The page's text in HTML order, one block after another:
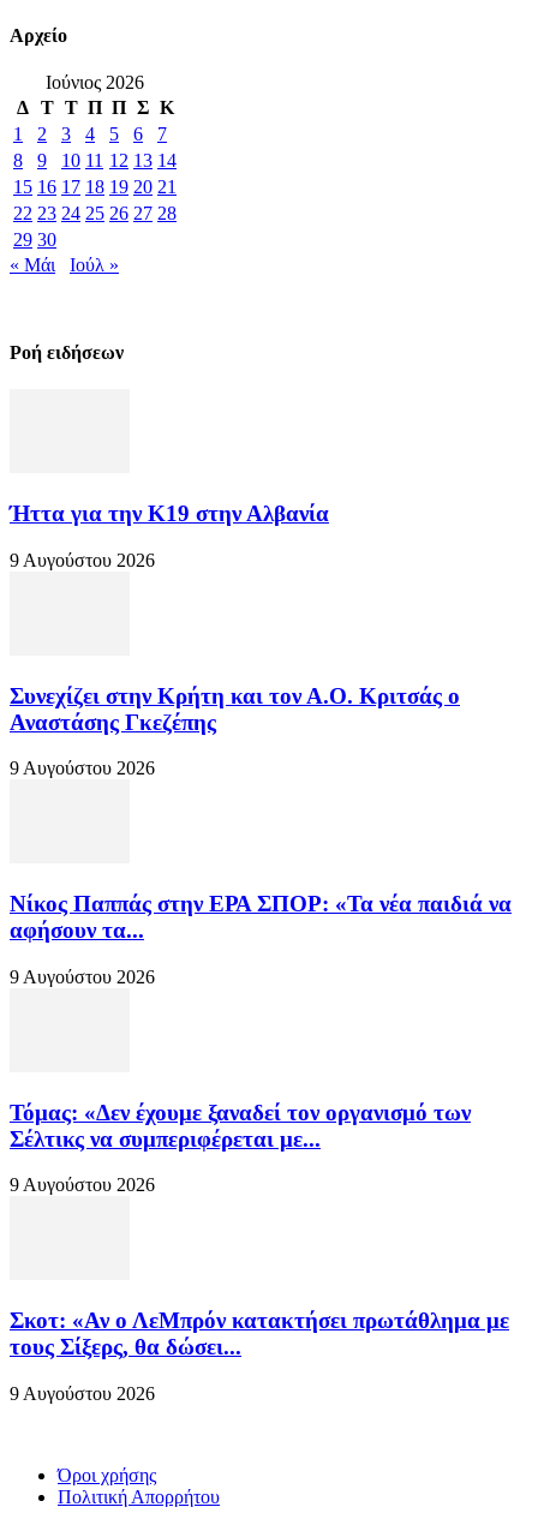
Αρχείο
Ιούνιος 2026
Δ Τ Τ Π Π Σ Κ
1
2 3 4 5 6
7
8
9 10 11 12 13 14
15 16 17 18 19 20 21
22 23 24 25 26 27 28
29 30
« Μάι
Ιούλ »
Ροή ειδήσεων
Ήττα για την Κ19 στην Αλβανία
9 Αυγούστου 2026
Συνεχίζει στην Κρήτη και τον Α.Ο. Κριτσάς ο
Αναστάσης Γκεζέπης
9 Αυγούστου 2026
Νίκος Παππάς στην ΕΡΑ ΣΠΟΡ: «Τα νέα παιδιά να
αφήσουν τα...
9 Αυγούστου 2026
Τόμας: «Δεν έχουμε ξαναδεί τον οργανισμό των
Σέλτικς να συμπεριφέρεται με...
9 Αυγούστου 2026
Σκοτ: «Αν ο ΛεΜπρόν κατακτήσει πρωτάθλημα με
τους Σίξερς, θα δώσει...
9 Αυγούστου 2026
Όροι χρήσης
Πολιτική Απορρήτου